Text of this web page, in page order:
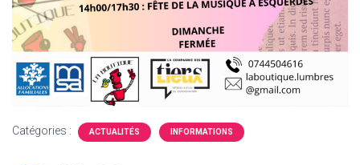
Catégories : ACTUALITÉS INFORMATIONS